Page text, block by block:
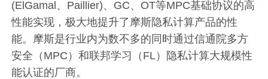
(ElGamal、Paillier)、GC、OT等MPC基础协议的高
性能实现，极大地提升了摩斯隐私计算产品的性
能。摩斯是行业内为数不多的同时通过信通院多方
安全（MPC）和联邦学习（FL）隐私计算大规模性
能认证的厂商。